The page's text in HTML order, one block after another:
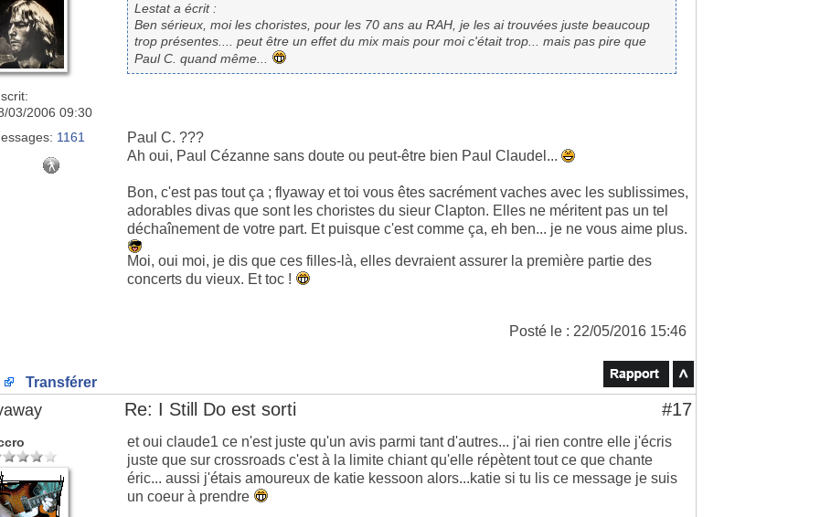
03/2006 09:30
1161
Lestat a écrit :
Ben sérieux, moi les choristes, pour les 70 ans au RAH, je les ai trouvées juste beaucoup
trop présentes.... peut être un effet du mix mais pour moi c'était trop... mais pas pire que
Paul C. quand même...
Paul C. ???
Ah oui, Paul Cézanne sans doute ou peut-être bien Paul Claudel...
Bon, c'est pas tout ça ; flyaway et toi vous êtes sacrément vaches avec les sublissimes,
adorables divas que sont les choristes du sieur Clapton. Elles ne méritent pas un tel
déchaînement de votre part. Et puisque c'est comme ça, eh ben... je ne vous aime plus.
Moi, oui moi, je dis que ces filles-là, elles devraient assurer la première partie des
concerts du vieux. Et toc !
Posté le : 22/05/2016 15:46
Transférer
Re: I Still Do est sorti #17
et oui claude1 ce n'est juste qu'un avis parmi tant d'autres... j'ai rien contre elle j'écris
juste que sur crossroads c'est à la limite chiant qu'elle répètent tout ce que chante
éric... aussi j'étais amoureux de katie kessoon alors...katie si tu lis ce message je suis
un coeur à prendre